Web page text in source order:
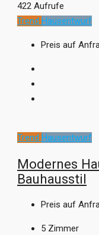
422 Aufrufe
Trend Hausentwurf
Preis auf
Trend Hausentwurf
Modernes
Bauhausstil
Preis auf
5 Zimmer